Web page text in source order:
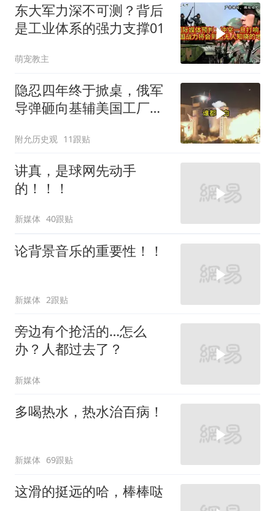
东大军力深不可测？背后
是工业体系的强力支撑01
萌宠教主
隐忍四年终于掀桌，俄军
导弹砸向基辅美国工厂，
附允历史观 11跟贴
讲真，是球网先动手
的！！！
新媒体 40跟贴
论背景音乐的重要性！！
新媒体 2跟贴
旁边有个抢活的…怎么
办？人都过去了？
新媒体
多喝热水，热水治百病！
新媒体 69跟贴
这滑的挺远的哈，棒棒哒